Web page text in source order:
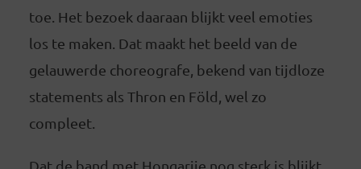
toe. Het bezoek daaraan blijkt veel emoties
los te maken. Dat maakt het beeld van de
gelauwerde choreografe, bekend van tijdloze
statements als Thron en Föld, wel zo
compleet.
Dat de band met Hongarije nog sterk is blijkt